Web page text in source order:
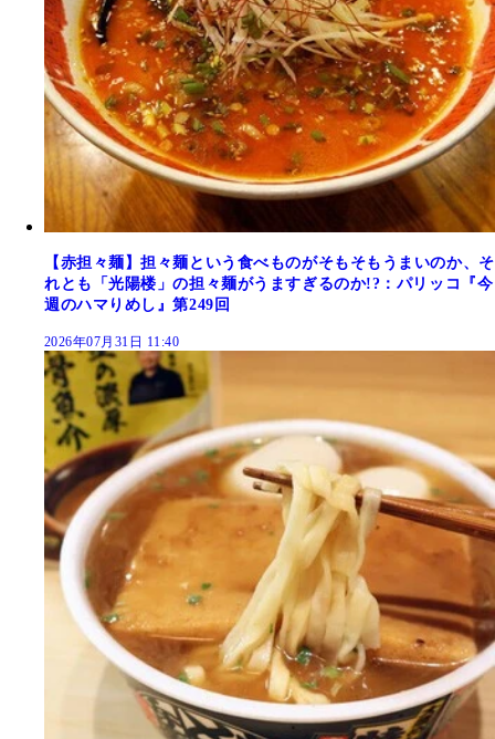
【赤担々麺】担々麺という食べものがそもそもうまいのか、そ
れとも「光陽楼」の担々麺がうますぎるのか!?：パリッコ『今
週のハマりめし』第249回
2026年07月31日 11:40